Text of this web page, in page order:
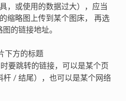
，或使用的数据过大），应当
缩略图上传到某个图床， 再选
的链接地址。
下方的标题
要跳转的链接，可以是某个页
杆 / 结尾），也可以是某个网络